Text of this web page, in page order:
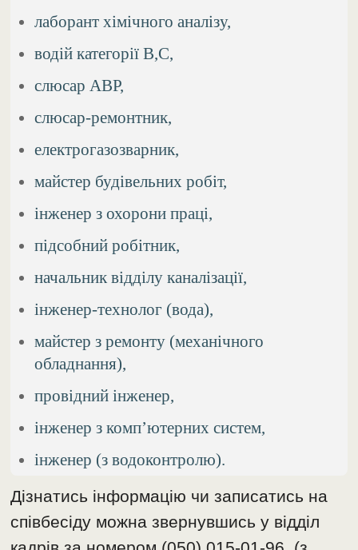
лаборант хімічного аналізу,
водій категорії В,С,
слюсар АВР,
слюсар-ремонтник,
електрогазозварник,
майстер будівельних робіт,
інженер з охорони праці,
підсобний робітник,
начальник відділу каналізації,
інженер-технолог (вода),
майстер з ремонту (механічного
обладнання),
провідний інженер,
інженер з компʼютерних систем,
інженер (з водоконтролю).
Дізнатись інформацію чи записатись на
співбесіду можна звернувшись у відділ